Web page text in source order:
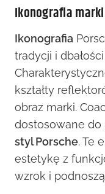
Ikonografia marki
Ikonografia
tradycji i
kształty
obraz marki.
dostosowane do
styl Porsche. Te
estetykę z
wzrok i